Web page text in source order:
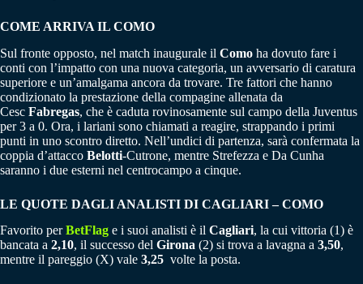
COME ARRIVA IL COMO
Sul fronte opposto, nel match inaugurale il Como ha dovuto fare i
conti con l’impatto con una nuova categoria, un avversario di caratura
superiore e un’amalgama ancora da trovare. Tre fattori che hanno
condizionato la prestazione della compagine allenata da
Cesc Fabregas, che è caduta rovinosamente sul campo della Juventus
per 3 a 0. Ora, i lariani sono chiamati a reagire, strappando i primi
punti in uno scontro diretto. Nell’undici di partenza, sarà confermata la
coppia d’attacco Belotti-Cutrone, mentre Strefezza e Da Cunha
saranno i due esterni nel centrocampo a cinque.
LE QUOTE DAGLI ANALISTI DI CAGLIARI – COMO
Favorito perBetFlag e i suoi analisti è il Cagliari, la cui vittoria (1) è
bancata a 2,10, il successo del Girona (2) si trova a lavagna a 3,50,
mentre il pareggio (X) vale 3,25 volte la posta.